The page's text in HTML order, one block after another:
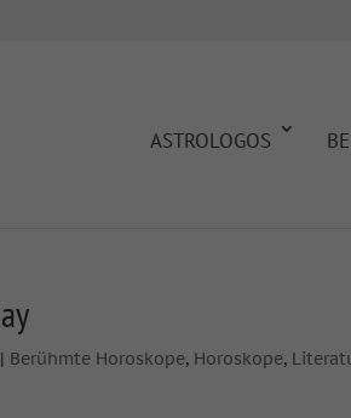
ASTROLOGOS
| Berühmte Horoskope, Horoskope,